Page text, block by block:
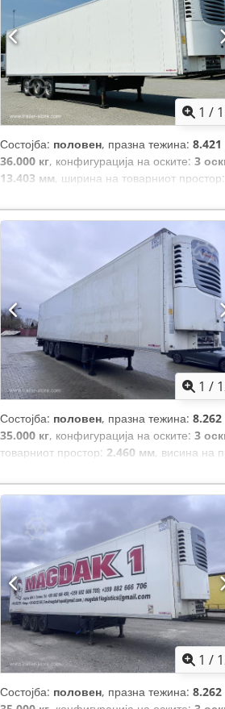
1 /
Состојба: половен, празна тежина: 8.421
36.000 кг, конфигурација на оските: 3
13.403 мм, ширина на товарниот простор:
изградба:2020, пробег:349.558 км,
1 /
Состојба: половен, празна тежина: 8.262
35.000 кг, конфигурација на оските: 3
товарниот простор: 2.460 мм, висина на
Опрема:ABS,
1 /
Состојба: половен, празна тежина: 8.262